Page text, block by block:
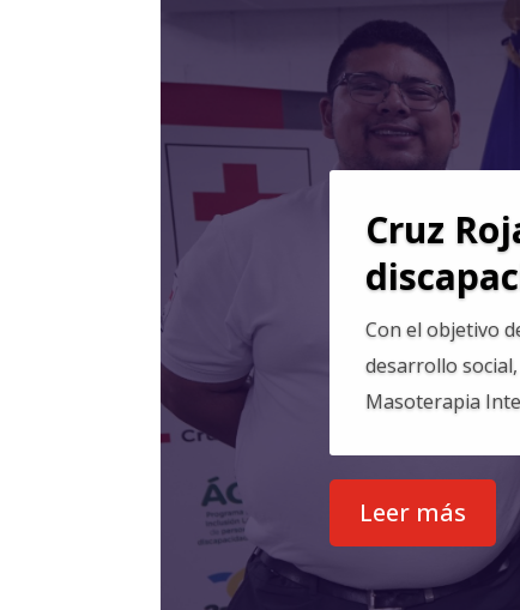
Cruz
Con el objetivo
desarrollo
Masoterapia
Leer más